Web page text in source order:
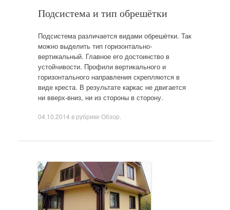
Подсистема и тип обрешётки
Подсистема различается видами обрешётки. Так
можно выделить тип горизонтально-
вертикальный. Главное его достоинство в
устойчивости. Профили вертикального и
горизонтального направления скрепляются в
виде креста. В результате каркас не двигается
ни вверх-вниз, ни из стороны в сторону.
04.10.2014 в рубрике Обзор